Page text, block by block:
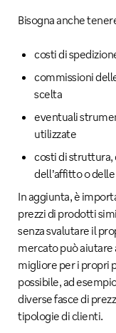
Bisogna anche
costi di
commissioni
scelta
eventuali
utilizzate
costi di struttura,
dell’affitto o
In aggiunta, è
prezzi di prodotti
senza svalutare il
mercato può aiutare
migliore per i propri
possibile, ad
diverse fasce di
tipologie di clienti.